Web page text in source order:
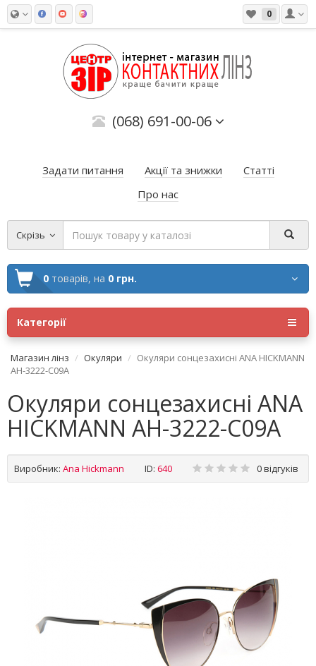
0
(068) 691-00-06
Задати питання Акції та знижки
Статті
Про нас
Скрізь
0 товарів, на 0 грн.
Категорії
Магазин лінз Окуляри
Окуляри сонцезахисні ANA HICKMANN
AH-3222-C09A
Окуляри сонцезахисні ANA
HICKMANN AH-3222-C09A
Виробник: Ana Hickmann ID: 640 0 відгуків